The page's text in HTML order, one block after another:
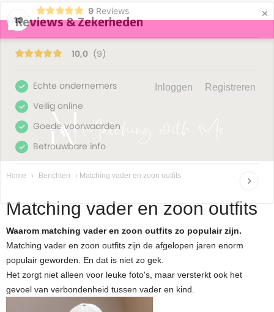
10
9 Reviews ×
Inloggen Registreren
Home › Berichten › Matching vader en zoon outfits
Matching vader en zoon outfits
Waarom matching vader en zoon outfits zo populair zijn.
Matching vader en zoon outfits zijn de afgelopen jaren enorm
populair geworden. En dat is niet zo gek.
Het zorgt niet alleen voor leuke foto's, maar versterkt ook het
gevoel van verbondenheid tussen vader en kind.